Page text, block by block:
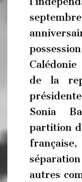
de la
Sonia
partition
autres